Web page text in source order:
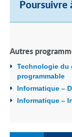
Poursuivre
Autres
Technologie du
programmable
Informatique –
Informatique –